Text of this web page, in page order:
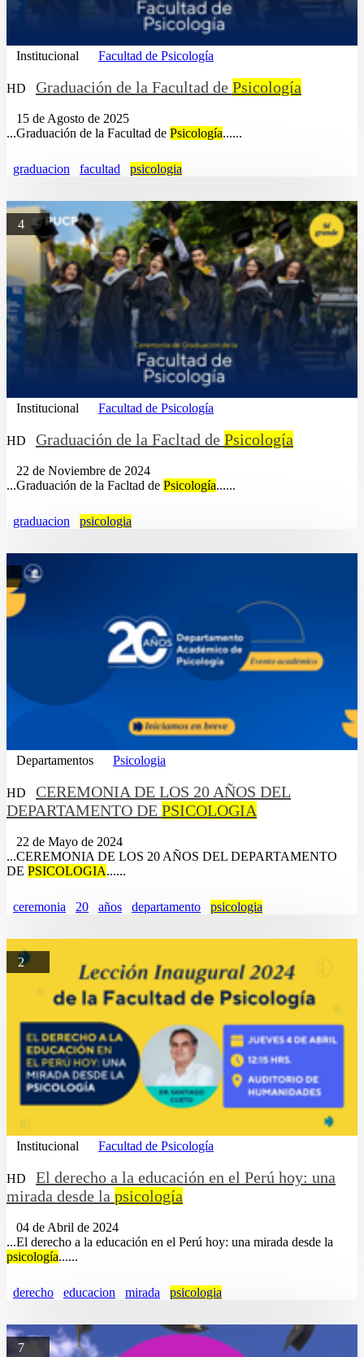
Institucional Facultad de Psicología
HD Graduación de la Facultad de Psicología
15 de Agosto de 2025
...Graduación de la Facultad de Psicología......
graduacion facultad psicologia
4
Institucional Facultad de Psicología
HD Graduación de la Facltad de Psicología
22 de Noviembre de 2024
...Graduación de la Facltad de Psicología......
graduacion psicologia
Departamentos Psicologia
HD
CEREMONIA DE LOS 20 AÑOS DEL
DEPARTAMENTO DE PSICOLOGIA
22 de Mayo de 2024
...CEREMONIA DE LOS 20 AÑOS DEL DEPARTAMENTO
DE PSICOLOGIA......
ceremonia 20 años departamento psicologia
2
Institucional Facultad de Psicología
HD
El derecho a la educación en el Perú hoy: una
mirada desde la psicología
04 de Abril de 2024
...El derecho a la educación en el Perú hoy: una mirada desde la
psicología......
derecho educacion mirada psicologia
7